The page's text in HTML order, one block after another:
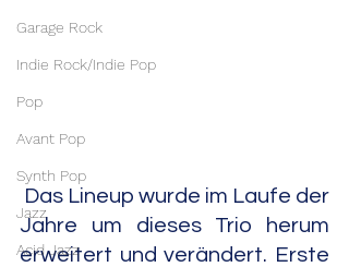
Garage Rock
Indie Rock/Indie Pop
Pop
Avant Pop
Synth Pop
Jazz
Acid Jazz
Das Lineup wurde im Laufe der
Jahre um dieses Trio herum
erweitert und verändert. Erste